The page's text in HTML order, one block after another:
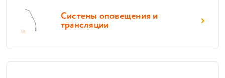
Системы оповещения и
трансляции